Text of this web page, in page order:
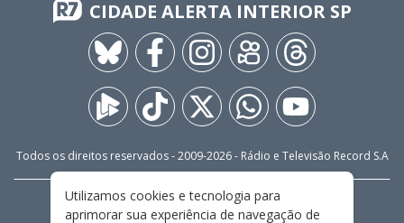
CIDADE ALERTA INTERIOR SP
Todos os direitos reservados - 2009-2026- Rádio e Televisão Record S.A
FALE CONOSCO
PRIVACIDADE
Utilizamos cookies e tecnologia para
aprimorar sua experiência de navegação de